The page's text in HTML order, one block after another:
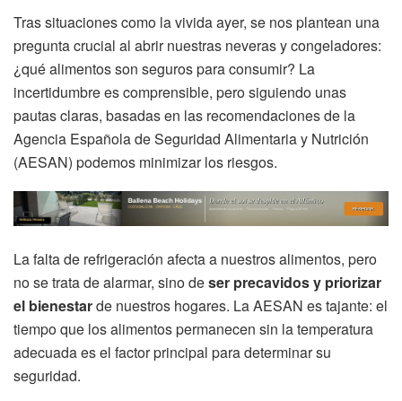
Tras situaciones como la vivida ayer, se nos plantean una
pregunta crucial al abrir nuestras neveras y congeladores:
¿qué alimentos son seguros para consumir? La
incertidumbre es comprensible, pero siguiendo unas
pautas claras, basadas en las recomendaciones de la
Agencia Española de Seguridad Alimentaria y Nutrición
(AESAN) podemos minimizar los riesgos.
La falta de refrigeración afecta a nuestros alimentos, pero
no se trata de alarmar, sino deser precavidos y priorizar
el bienestarde nuestros hogares. La AESAN es tajante: el
tiempo que los alimentos permanecen sin la temperatura
adecuada es el factor principal para determinar su
seguridad.